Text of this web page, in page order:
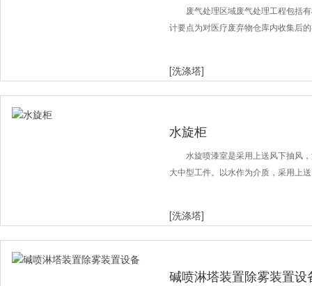
厂家废气处理区域废气处理工程包括
计要点为对医疗废弃物仓库内收集后
[洗涤塔]
水旋柜
水旋喷漆室是采用上送风下抽风
大中型工件。以水作为介质，采用上
[洗涤塔]
碱喷淋塔装置除雾装置设